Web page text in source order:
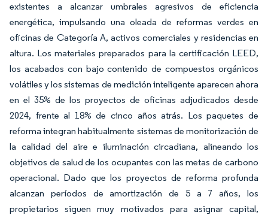
existentes a alcanzar umbrales agresivos de eficiencia
energética, impulsando una oleada de reformas verdes en
oficinas de Categoría A, activos comerciales y residencias en
altura. Los materiales preparados para la certificación LEED,
los acabados con bajo contenido de compuestos orgánicos
volátiles y los sistemas de medición inteligente aparecen ahora
en el 35% de los proyectos de oficinas adjudicados desde
2024, frente al 18% de cinco años atrás. Los paquetes de
reforma integran habitualmente sistemas de monitorización de
la calidad del aire e iluminación circadiana, alineando los
objetivos de salud de los ocupantes con las metas de carbono
operacional. Dado que los proyectos de reforma profunda
alcanzan períodos de amortización de 5 a 7 años, los
propietarios siguen muy motivados para asignar capital,